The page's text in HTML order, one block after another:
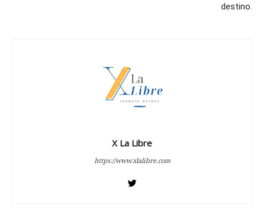
destino.
X La Libre
https://www.xlalibre.com